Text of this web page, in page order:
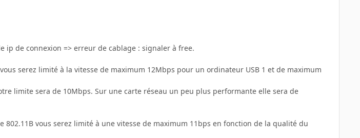
ip de connexion => erreur de cablage : signaler à free.
vous serez limité à la vitesse de maximum 12Mbps pour un ordinateur USB 1 et de maximum
limite sera de 10Mbps. Sur une carte réseau un peu plus performante elle sera de
802.11B vous serez limité à une vitesse de maximum 11bps en fonction de la qualité du